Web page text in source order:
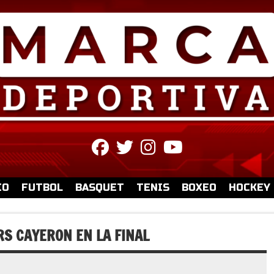
fab
fa-
facebook
fab
fa-
twitter
fab
fa-
instagram
fa-
youtube
FUTBOL BASQUET TENIS BOXEO HOCKEY
CAYERON EN LA FINAL